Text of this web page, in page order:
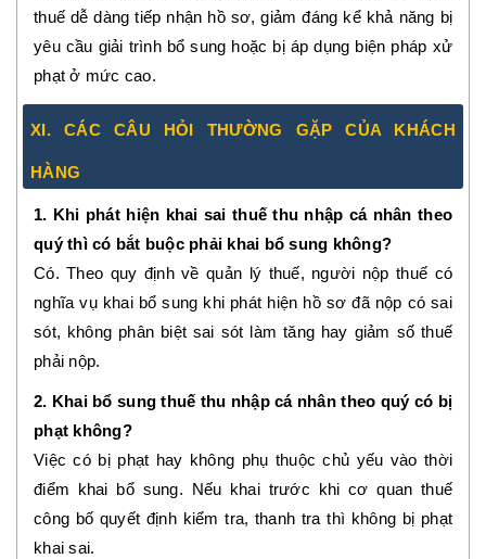
thuế dễ dàng tiếp nhận hồ sơ, giảm đáng kể khả năng bị
yêu cầu giải trình bổ sung hoặc bị áp dụng biện pháp xử
phạt ở mức cao.
XI. CÁC CÂU HỎI THƯỜNG GẶP CỦA KHÁCH
HÀNG
1. Khi phát hiện khai sai thuế thu nhập cá nhân theo
quý thì có bắt buộc phải khai bổ sung không?
Có. Theo quy định về quản lý thuế, người nộp thuế có
nghĩa vụ khai bổ sung khi phát hiện hồ sơ đã nộp có sai
sót, không phân biệt sai sót làm tăng hay giảm số thuế
phải nộp.
2. Khai bổ sung thuế thu nhập cá nhân theo quý có bị
phạt không?
Việc có bị phạt hay không phụ thuộc chủ yếu vào thời
điểm khai bổ sung. Nếu khai trước khi cơ quan thuế
công bố quyết định kiểm tra, thanh tra thì không bị phạt
khai sai.